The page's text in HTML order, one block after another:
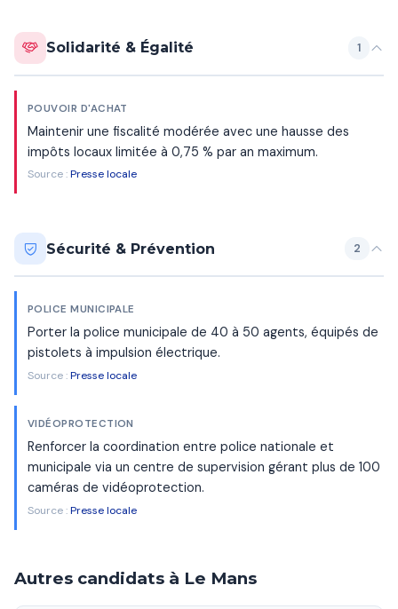
Solidarité & Égalité 1
POUVOIR D'ACHAT
Maintenir une fiscalité modérée avec une hausse des
impôts locaux limitée à 0,75 % par an maximum.
Source :Presse locale
Sécurité & Prévention 2
POLICE MUNICIPALE
Porter la police municipale de 40 à 50 agents, équipés de
pistolets à impulsion électrique.
Source :Presse locale
VIDÉOPROTECTION
Renforcer la coordination entre police nationale et
municipale via un centre de supervision gérant plus de 100
caméras de vidéoprotection.
Source :Presse locale
Autres candidats à Le Mans